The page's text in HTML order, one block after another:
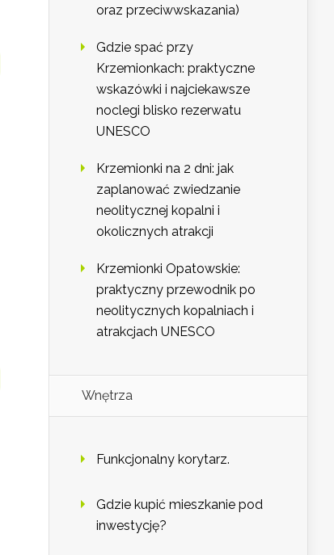
oraz przeciwwskazania)
Gdzie spać przy
Krzemionkach: praktyczne
wskazówki i najciekawsze
noclegi blisko rezerwatu
UNESCO
Krzemionki na 2 dni: jak
zaplanować zwiedzanie
neolitycznej kopalni i
okolicznych atrakcji
Krzemionki Opatowskie:
praktyczny przewodnik po
neolitycznych kopalniach i
atrakcjach UNESCO
Wnętrza
Funkcjonalny korytarz.
Gdzie kupić mieszkanie pod
inwestycję?